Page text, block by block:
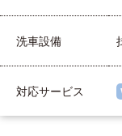
洗車設備
対応サービス